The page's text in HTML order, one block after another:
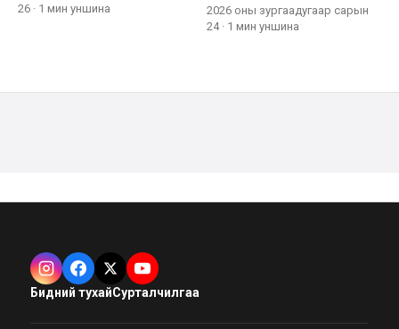
26 · 1 мин уншина
2026 оны зургаадугаар сарын
24· 1 мин уншина
Бидний тухайСурталчилгаа